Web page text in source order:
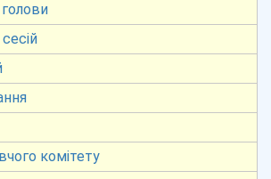
комітету